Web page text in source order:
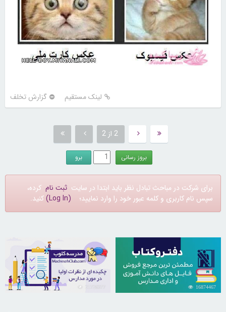
لینک مستقیم گزارش تخلف
2 از 2
برای شرکت در مباحث تبادل نظر باید ابتدا در سایت ثبت نام کرده،
سپس نام کاربری و کلمه عبور خود را وارد نمایید؛ (Log In) کنید.
16874467